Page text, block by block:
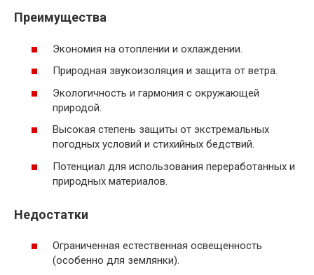
Преимущества
Экономия на отоплении и охлаждении.
Природная звукоизоляция и защита от ветра.
Экологичность и гармония с окружающей
природой.
Высокая степень защиты от экстремальных
погодных условий и стихийных бедствий.
Потенциал для использования переработанных и
природных материалов.
Недостатки
Ограниченная естественная освещенность
(особенно для землянки).